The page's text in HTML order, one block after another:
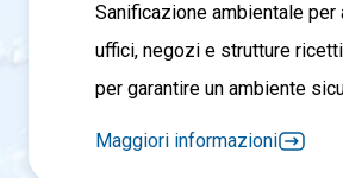
Sanificazione ambientale per
uffici, negozi e strutture
per garantire un ambiente
Maggiori informazioni